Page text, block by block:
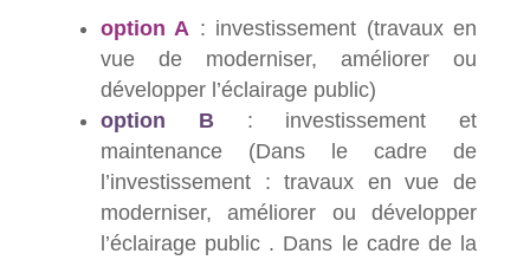
option A : investissement (travaux en
vue de moderniser, améliorer ou
développer l’éclairage public)
option B: investissement et
maintenance (Dans le cadre de
l’investissement : travaux en vue de
moderniser, améliorer ou développer
l’éclairage public . Dans le cadre de la